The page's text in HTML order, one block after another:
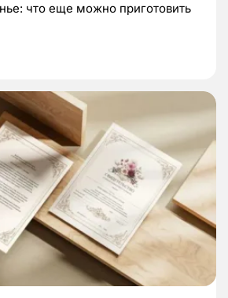
что еще можно приготовить